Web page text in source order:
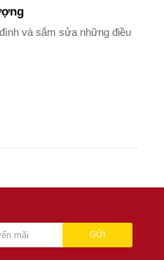
và sắm sửa những điều
GỬI